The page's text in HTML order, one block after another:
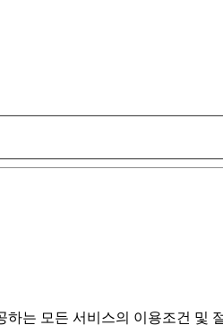
는 모든 서비스의 이용조건 및